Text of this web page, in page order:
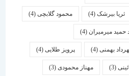
(4) محمود گلابچی(4)
(4)
(4) پرویز طلایی(4)
مهناز محمودی(3)